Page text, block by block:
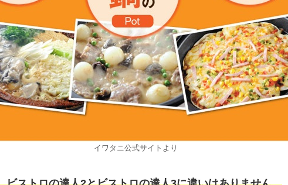
イワタニ公式サイトより